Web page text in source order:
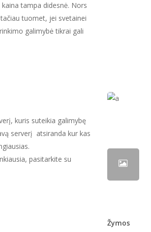
tampa didesnė. Nors
tuomet, jei svetainei
galimybė tikrai gali
kuris suteikia galimybę
serverį atsiranda kur kas
pasitarkite su
Žymos